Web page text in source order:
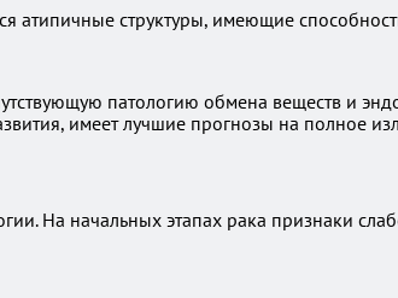
структуры, имеющие
патологию обмена веществ и
имеет лучшие прогнозы на полное
На начальных этапах рака признаки